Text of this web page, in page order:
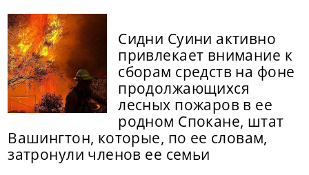
Сидни Суини активно
привлекает внимание к
сборам средств на фоне
продолжающихся
лесных пожаров в ее
родном Спокане, штат
Вашингтон, которые, по ее словам,
затронули членов ее семьи